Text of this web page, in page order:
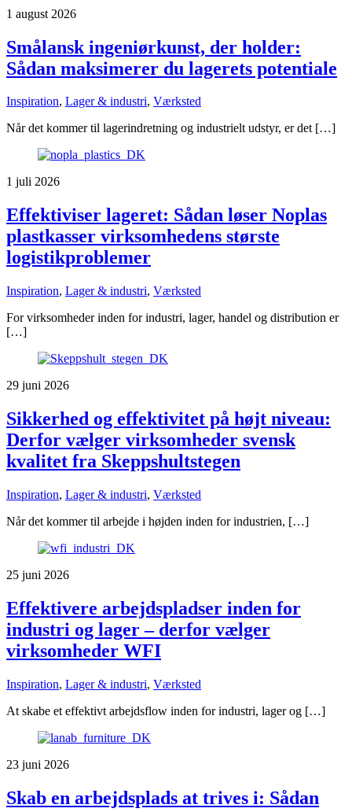
1 august 2026
Smålansk ingeniørkunst, der holder:
Sådan maksimerer du lagerets potentiale
Inspiration, Lager & industri, Værksted
Når det kommer til lagerindretning og industrielt udstyr, er det […]
1 juli 2026
Effektiviser lageret: Sådan løser Noplas
plastkasser virksomhedens største
logistikproblemer
Inspiration, Lager & industri, Værksted
For virksomheder inden for industri, lager, handel og distribution er
[…]
29 juni 2026
Sikkerhed og effektivitet på højt niveau:
Derfor vælger virksomheder svensk
kvalitet fra Skeppshultstegen
Inspiration, Lager & industri, Værksted
Når det kommer til arbejde i højden inden for industrien, […]
25 juni 2026
Effektivere arbejdspladser inden for
industri og lager – derfor vælger
virksomheder WFI
Inspiration, Lager & industri, Værksted
At skabe et effektivt arbejdsflow inden for industri, lager og […]
23 juni 2026
Skab en arbejdsplads at trives i: Sådan